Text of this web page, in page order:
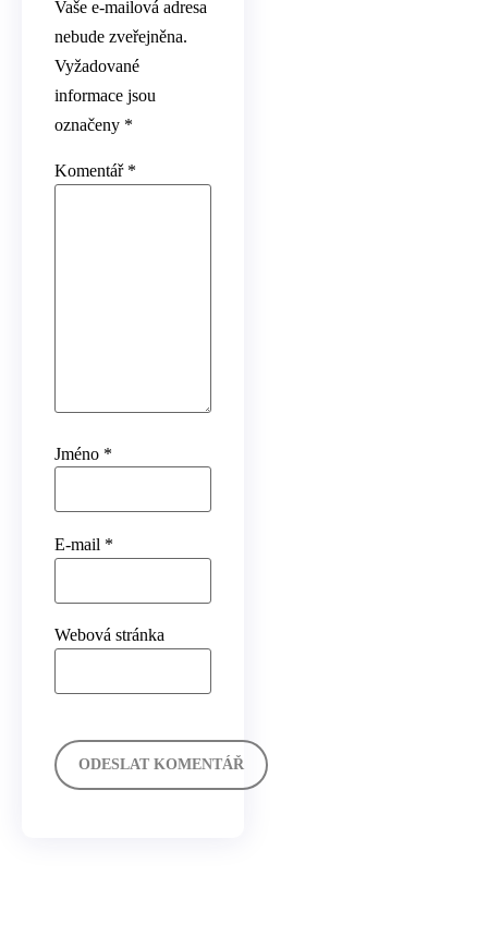
Vaše e-mailová adresa
nebude zveřejněna.
Vyžadované
informace jsou
označeny *
Komentář *
Jméno *
E-mail *
Webová stránka